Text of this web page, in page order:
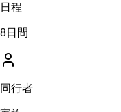
日程
8日間
同行者